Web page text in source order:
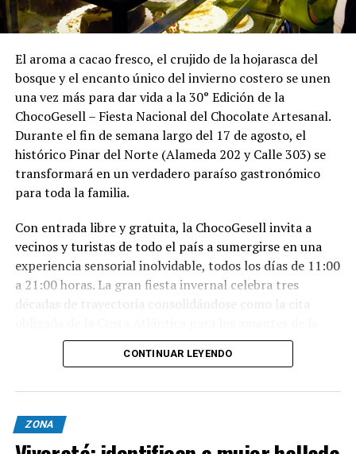
El aroma a cacao fresco, el crujido de la hojarasca del
bosque y el encanto único del invierno costero se unen
una vez más para dar vida a la 30° Edición de la
ChocoGesell – Fiesta Nacional del Chocolate Artesanal.
Durante el fin de semana largo del 17 de agosto, el
histórico Pinar del Norte (Alameda 202 y Calle 303) se
transformará en un verdadero paraíso gastronómico
para toda la familia.
Con entrada libre y gratuita, la ChocoGesell invita a
vecinos y turistas de todo el país a sumergirse en una
experiencia sensorial inolvidable, todos los días de 11:00
a 21:00 horas. La gran fiesta invernal celebra tres
décadas de trayectoria consolidándose como la cita
buena repostería, el paisaje natural y la tradición
geselina.
Sabores, espectáculos y naturaleza en un solo lugar
Nacida en 1996, la fiesta reúne este año al talento de los
mejores expositores, maestros chocolateros y
CONTINUAR LEYENDO
ZONA